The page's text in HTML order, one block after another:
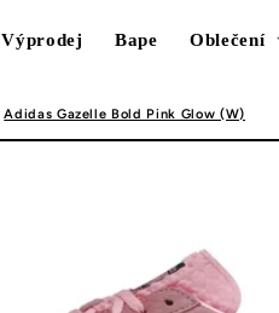
Výprodej Bape Oblečení
Adidas Gazelle Bold Pink Glow (W)